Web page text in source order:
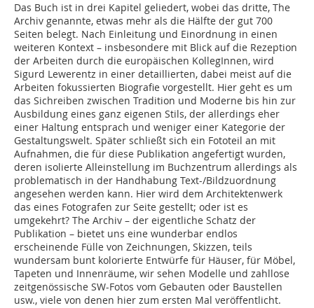
Das Buch ist in drei Kapitel geliedert, wobei das dritte, The
Archiv genannte, etwas mehr als die Hälfte der gut 700
Seiten belegt. Nach Einleitung und Einordnung in einen
weiteren Kontext – insbesondere mit Blick auf die Rezeption
der Arbeiten durch die europäischen KollegInnen, wird
Sigurd Lewerentz in einer detaillierten, dabei meist auf die
Arbeiten fokussierten Biografie vorgestellt. Hier geht es um
das Sichreiben zwischen Tradi­tion und Moderne bis hin zur
Ausbildung eines ganz eigenen Stils, der allerdings eher
einer Haltung entsprach und weniger einer Kategorie der
Gestaltungswelt. Später schließt sich ein Fototeil an mit
Aufnahmen, die für diese Publikation angefertigt wurden,
deren isolierte Alleinstellung im Buchzentrum allerdings als
problematisch in der Handhabung Text-/Bildzuordnung
angesehen werden kann. Hier wird dem Architektenwerk
das eines Fotografen zur Seite gestellt; oder ist es
umgekehrt? The Archiv – der eigentliche Schatz der
Publikation – bietet uns eine wunderbar endlos
erscheinende Fülle von Zeichnungen, Skizzen, teils
wundersam bunt kolorierte Entwürfe für Häuser, für Möbel,
Tapeten und Innenräume, wir sehen Modelle und zahllose
zeitgenössische SW-Fotos vom Gebauten oder Baustellen
usw., viele von denen hier zum ersten Mal veröffentlicht.